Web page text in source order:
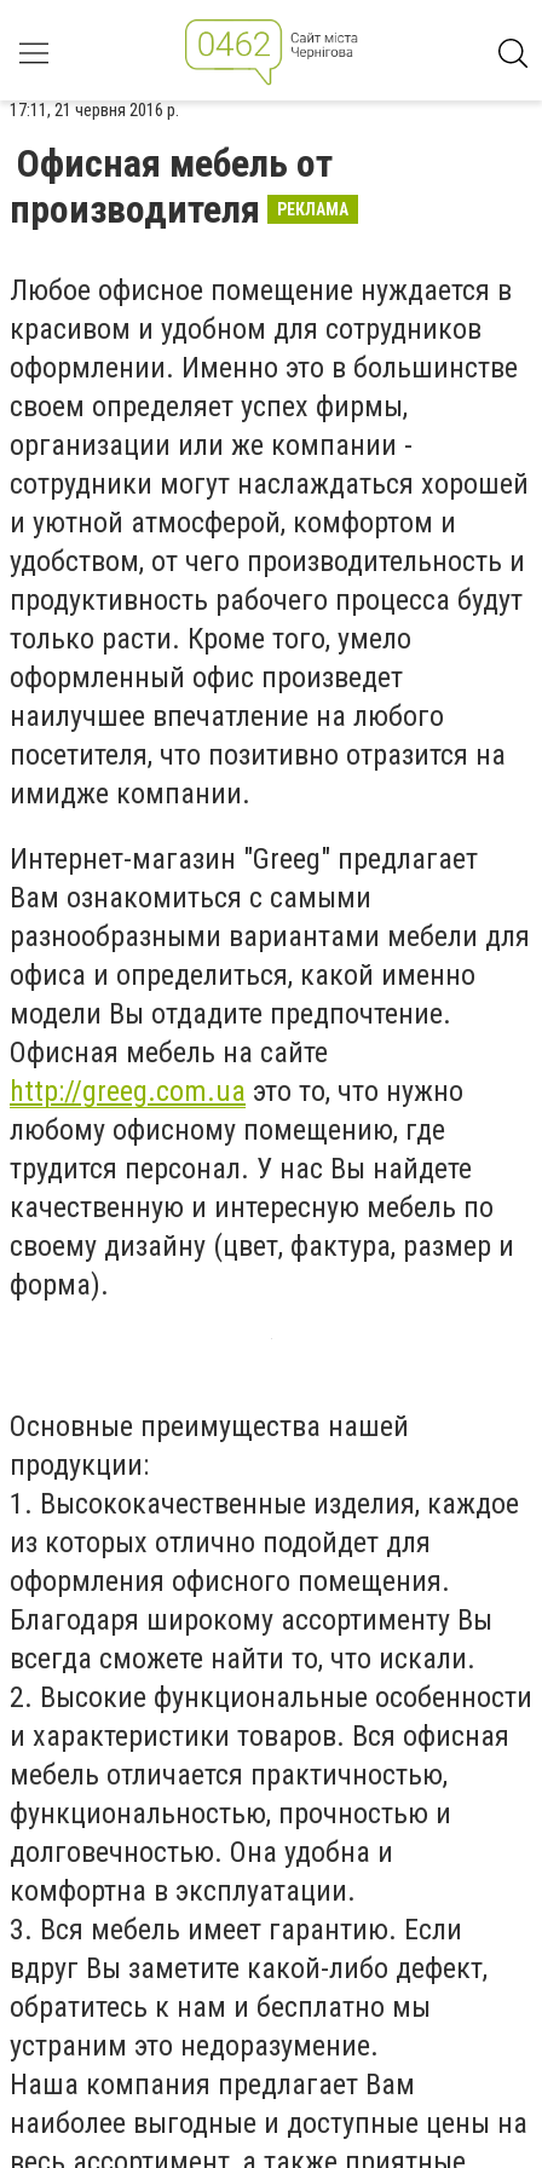
17:11, 21 червня 2016 р.
Офисная мебель от
производителя
РЕКЛАМА
Любое офисное помещение нуждается в
красивом и удобном для сотрудников
оформлении. Именно это в большинстве
своем определяет успех фирмы,
организации или же компании -
сотрудники могут наслаждаться хорошей
и уютной атмосферой, комфортом и
удобством, от чего производительность и
продуктивность рабочего процесса будут
только расти. Кроме того, умело
оформленный офис произведет
наилучшее впечатление на любого
посетителя, что позитивно отразится на
имидже компании.
Интернет-магазин "Greeg" предлагает
Вам ознакомиться с самыми
разнообразными вариантами мебели для
офиса и определиться, какой именно
модели Вы отдадите предпочтение.
Офисная мебель на сайте
http://greeg.com.ua это то, что нужно
любому офисному помещению, где
трудится персонал. У нас Вы найдете
качественную и интересную мебель по
своему дизайну (цвет, фактура, размер и
форма).
Основные преимущества нашей
продукции:
1. Высококачественные изделия, каждое
из которых отлично подойдет для
оформления офисного помещения.
Благодаря широкому ассортименту Вы
всегда сможете найти то, что искали.
2. Высокие функциональные особенности
и характеристики товаров. Вся офисная
мебель отличается практичностью,
функциональностью, прочностью и
долговечностью. Она удобна и
комфортна в эксплуатации.
3. Вся мебель имеет гарантию. Если
вдруг Вы заметите какой-либо дефект,
обратитесь к нам и бесплатно мы
устраним это недоразумение.
Наша компания предлагает Вам
наиболее выгодные и доступные цены на